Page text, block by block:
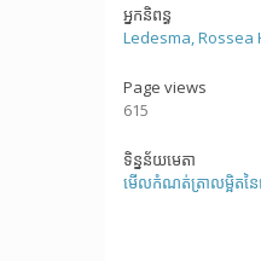
អ្នកនិពន្ធ
Ledesma, Rossea
Page views
615
ទិន្នន័យមេតា
មើលកំណត់ត្រាលម្អិតនៃ